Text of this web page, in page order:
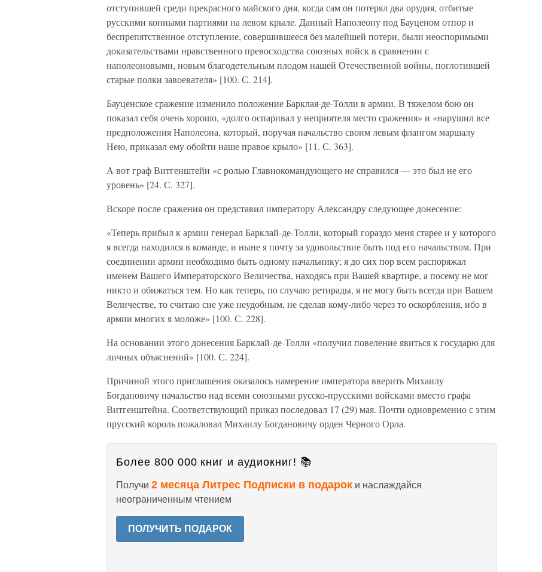
отступившей среди прекрасного майского дня, когда сам он потерял два орудия, отбитые
русскими конными партиями на левом крыле. Данный Наполеону под Бауценом отпор и
беспрепятственное отступление, совершившееся без малейшей потери, были неоспоримыми
доказательствами нравственного превосходства союзных войск в сравнении с
наполеоновыми, новым благодетельным плодом нашей Отечественной войны, поглотившей
старые полки завоевателя» [100. С. 214].
Бауценское сражение изменило положение Барклая-де-Толли в армии. В тяжелом бою он
показал себя очень хорошо, «долго оспаривал у неприятеля место сражения» и «нарушил все
предположения Наполеона, который, поручая начальство своим левым флангом маршалу
Нею, приказал ему обойти наше правое крыло» [11. С. 363].
А вот граф Витгенштейн «с ролью Главнокомандующего не справился — это был не его
уровень» [24. С. 327].
Вскоре после сражения он представил императору Александру следующее донесение:
«Теперь прибыл к армии генерал Барклай-де-Толли, который гораздо меня старее и у которого
я всегда находился в команде, и ныне я почту за удовольствие быть под его начальством. При
соединении армии необходимо быть одному начальнику; я до сих пор всем распоряжал
именем Вашего Императорского Величества, находясь при Вашей квартире, а посему не мог
никто и обижаться тем. Но как теперь, по случаю ретирады, я не могу быть всегда при Вашем
Величестве, то считаю сие уже неудобным, не сделав кому-либо через то оскорбления, ибо в
армии многих я моложе» [100. С. 228].
На основании этого донесения Барклай-де-Толли «получил повеление явиться к государю для
личных объяснений» [100. С. 224].
Причиной этого приглашения оказалось намерение императора вверить Михаилу
Богдановичу начальство над всеми союзными русско-прусскими войсками вместо графа
Витгенштейна. Соответствующий приказ последовал 17 (29) мая. Почти одновременно с этим
прусский король пожаловал Михаилу Богдановичу орден Черного Орла.
Более 800 000 книг и аудиокниг! 📚
Получи 2 месяца Литрес Подписки в подарок и наслаждайся
неограниченным чтением
ПОЛУЧИТЬ ПОДАРОК